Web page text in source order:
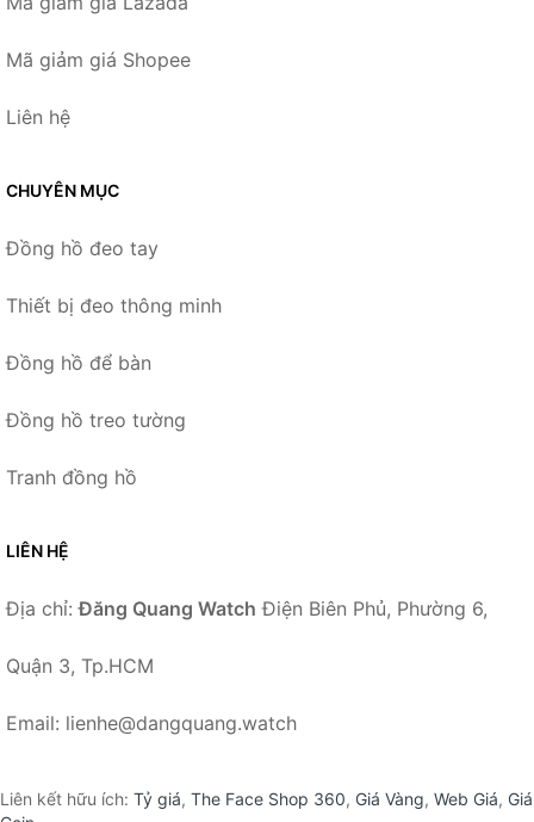
Mã giảm giá Shopee
Liên hệ
CHUYÊN MỤC
Đồng hồ đeo tay
Thiết bị đeo thông minh
Đồng hồ để bàn
Đồng hồ treo tường
Tranh đồng hồ
LIÊN HỆ
Địa chỉ:Đăng Quang Watch Điện Biên Phủ, Phường 6,
Quận 3, Tp.HCM
Email: lienhe@dangquang.watch
Liên kết hữu ích: Tỷ giá, The Face Shop 360, Giá Vàng, Web Giá, Giá